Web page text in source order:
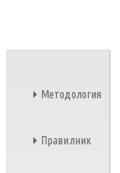
Методология
Правилник